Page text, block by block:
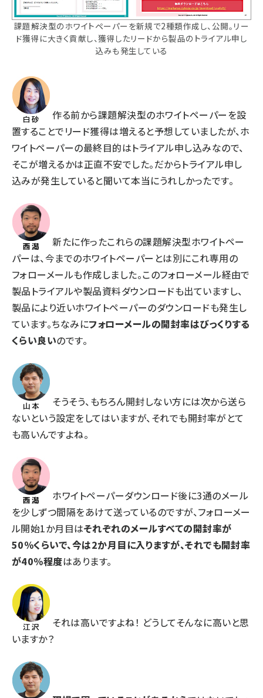
課題解決型のホワイトペーパーを新規で2種類作成し、公開。リー
ド獲得に大きく貢献し、獲得したリードから製品のトライアル申し
込みも発生している
作る前から課題解決型のホワイトペーパーを設
置することでリード獲得は増えると予想していましたが、ホ
ワイトペーパーの最終目的はトライアル申し込みなので、
そこが増えるかは正直不安でした。だからトライアル申し
込みが発生していると聞いて本当にうれしかったです。
新たに作ったこれらの課題解決型ホワイトペー
パーは、今までのホワイトペーパーとは別にこれ専用の
フォローメールも作成しました。このフォローメール経由で
製品トライアルや製品資料ダウンロードも出ていますし、
製品により近いホワイトペーパーのダウンロードも発生し
ています。ちなみにフォローメールの開封率はびっくりする
くらい良いのです。
そうそう、もちろん開封しない方には次から送ら
ないという設定をしてはいますが、それでも開封率がとて
も高いんですよね。
ホワイトペーパーダウンロード後に3通のメール
を少しずつ間隔をあけて送っているのですが、フォローメー
ル開始1か月目はそれぞれのメールすべての開封率が
50％くらいで、今は2か月目に入りますが、それでも開封率
が40％程度はあります。
それは高いですよね！ どうしてそんなに高いと思
いますか？